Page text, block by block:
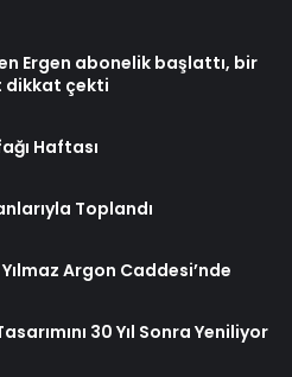
Ergen abonelik başlattı, bir
dikkat çekti
Haftası
Toplandı
Argon Caddesi’nde
30 Yıl Sonra Yeniliyor